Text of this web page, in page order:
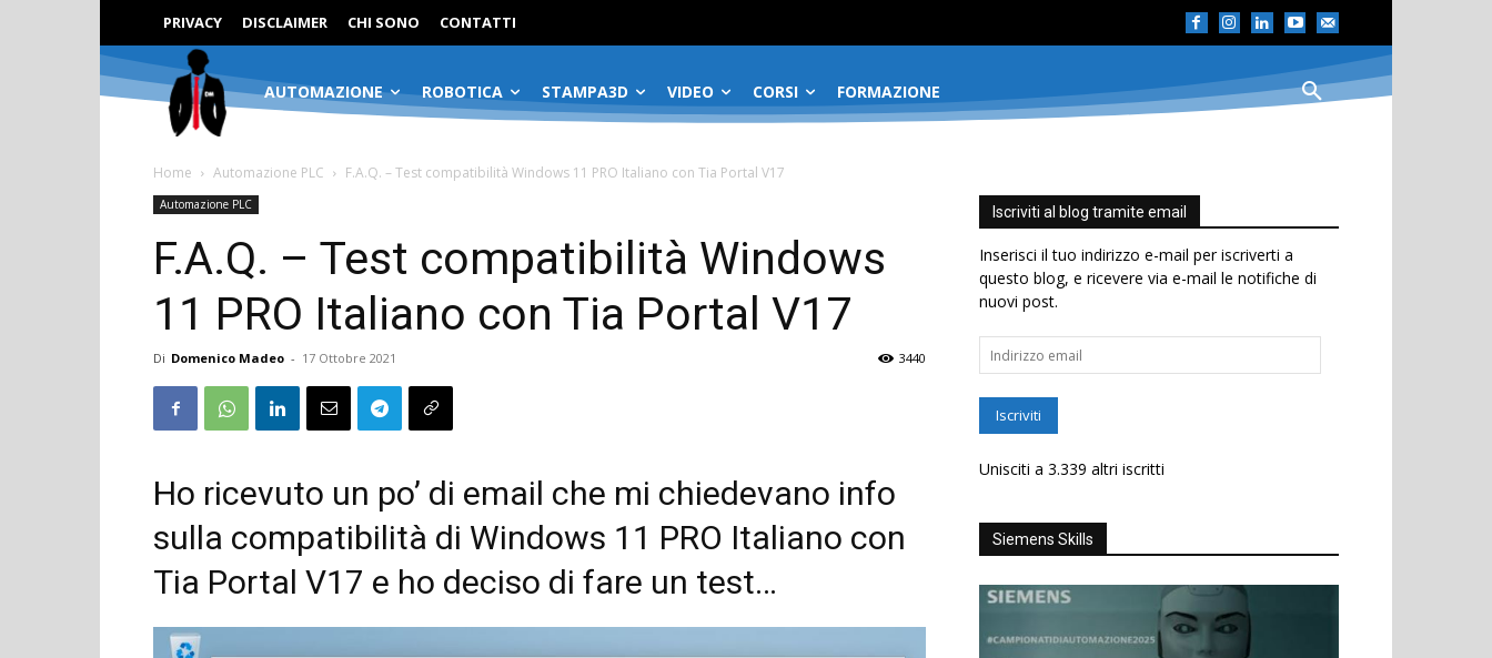
PRIVACY DISCLAIMER CHI SONO CONTATTI
AUTOMAZIONE ROBOTICA STAMPA3D VIDEO CORSI FORMAZIONE
Home Automazione PLC F.A.Q. – Test compatibilità Windows 11 PRO Italiano con Tia Portal V17
Automazione PLC
F.A.Q. – Test compatibilità Windows
11 PRO Italiano con Tia Portal V17
Di Domenico Madeo - 17 Ottobre 2021 3440
Ho ricevuto un po’ di email che mi chiedevano info
sulla compatibilità di Windows 11 PRO Italiano con
Tia Portal V17 e ho deciso di fare un test…
Iscriviti al blog tramite email
Inserisci il tuo indirizzo e-mail per iscriverti a
questo blog, e ricevere via e-mail le notifiche di
nuovi post.
Indirizzo
email
Iscriviti
Unisciti a 3.339 altri iscritti
Siemens Skills